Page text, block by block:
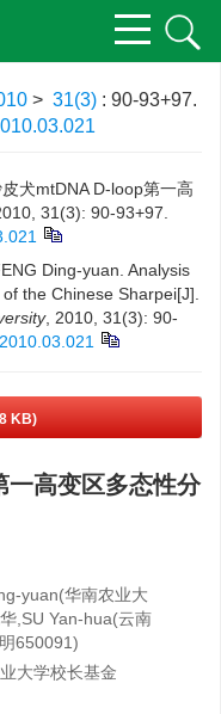
> 31(3) : 90-93+97.
犬mtDNA D-loop第一高
31(3): 90-93+97.
Ding-yuan. Analysis
the Chinese Sharpei[J].
, 2010, 31(3): 90-
KB)
高变区多态性分
yuan(华南农业大
,SU Yan-hua(云南
650091)
大学校长基金